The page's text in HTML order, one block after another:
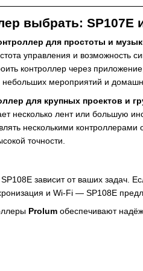
выбрать: SP107E
для простоты и
управления и возможность
контроллер через
мероприятий и
для крупных проектов и
несколько лент или большую
несколькими
точности.
зависит от ваших задач.
и Wi-Fi — SP108E
Prolum обеспечивают